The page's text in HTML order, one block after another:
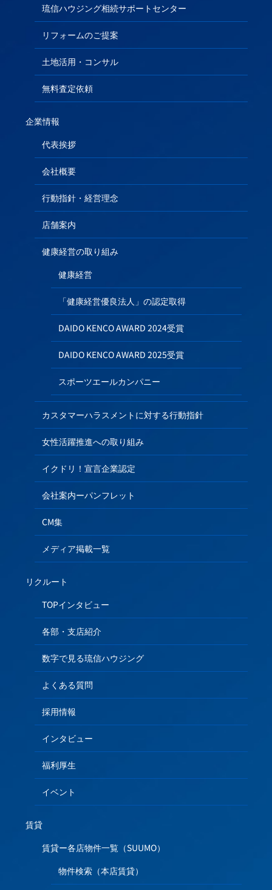
琉信ハウジング相続サポートセンター
リフォームのご提案
土地活用・コンサル
無料査定依頼
企業情報
代表挨拶
会社概要
行動指針・経営理念
店舗案内
健康経営の取り組み
健康経営
「健康経営優良法人」の認定取得
DAIDO KENCO AWARD 2024受賞
DAIDO KENCO AWARD 2025受賞
スポーツエールカンパニー
カスタマーハラスメントに対する行動指針
女性活躍推進への取り組み
イクドリ！宣言企業認定
会社案内ーパンフレット
CM集
メディア掲載一覧
リクルート
TOPインタビュー
各部・支店紹介
数字で見る琉信ハウジング
よくある質問
採用情報
インタビュー
福利厚生
イベント
賃貸
賃貸ー各店物件一覧（SUUMO）
物件検索（本店賃貸）